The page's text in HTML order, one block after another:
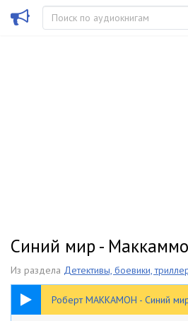
Синий мир -
Из раздела Детективы, боевики,
Роберт МАККАМОН - Синий
16:44